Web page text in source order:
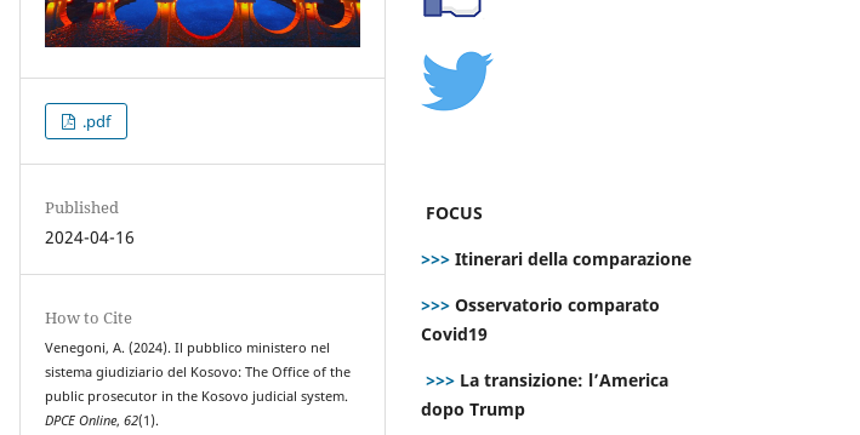
.pdf
Published
2024-04-16
How to Cite
Venegoni, A. (2024). Il pubblico ministero nel
sistema giudiziario del Kosovo: The Office of the
public prosecutor in the Kosovo judicial system.
DPCE Online,62(1).
FOCUS
>>> Itinerari della comparazione
>>> Osservatorio comparato
Covid19
>>> La transizione: l’America
dopo Trump